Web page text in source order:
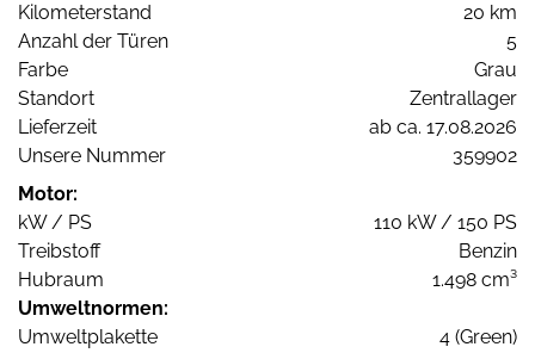
Kilometerstand
20 km
Anzahl der Türen
5
Farbe
Grau
Standort
Zentrallager
Lieferzeit
ab ca. 17.08.2026
Unsere Nummer
359902
Motor:
kW / PS
110 kW / 150 PS
Treibstoff
Benzin
Hubraum
1.498 cm³
Umweltnormen:
Umweltplakette
4 (Green)